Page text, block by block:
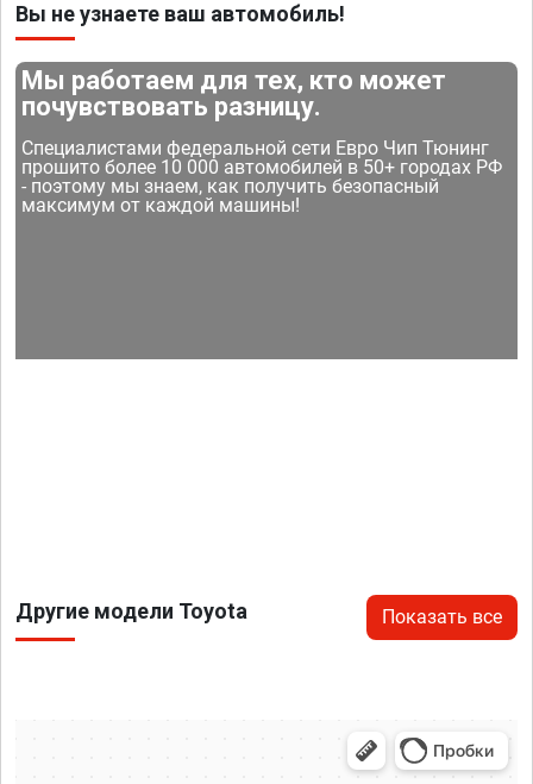
Вы не узнаете ваш автомобиль!
Мы работаем для тех, кто может
почувствовать разницу.
Специалистами федеральной сети Евро Чип Тюнинг
прошито более 10 000 автомобилей в 50+ городах РФ
- поэтому мы знаем, как получить безопасный
максимум от каждой машины!
Другие модели Toyota Показать все